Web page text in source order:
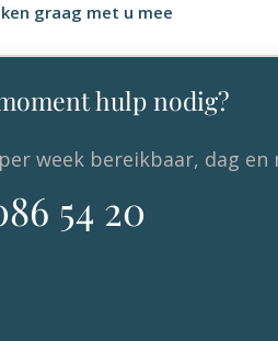
graag met u mee
hulp nodig?
week bereikbaar, dag en
54 20